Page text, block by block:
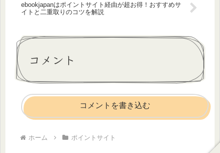
ebookjapanはポイントサイト経由が超お得！おすすめサ
イトと二重取りのコツを解説
コメント
コメントを書き込む
ホーム ポイントサイト